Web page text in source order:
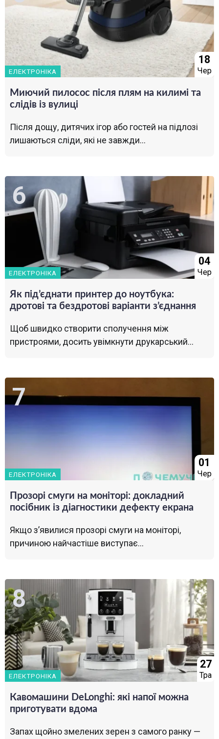
ЕЛЕКТРОНІКА
18
Чер
Миючий пилосос після плям на килимі та
слідів із вулиці
Після дощу, дитячих ігор або гостей на підлозі
лишаються сліди, які не завжди...
ЕЛЕКТРОНІКА
04
Чер
Як під’єднати принтер до ноутбука:
дротові та бездротові варіанти з’єднання
Щоб швидко створити сполучення між
пристроями, досить увімкнути друкарський...
ЕЛЕКТРОНІКА
01
Чер
Прозорі смуги на моніторі: докладний
посібник із діагностики дефекту екрана
Якщо з’явилися прозорі смуги на моніторі,
причиною найчастіше виступає...
ЕЛЕКТРОНІКА
27
Тра
Кавомашини DeLonghi: які напої можна
приготувати вдома
Запах щойно змелених зерен з самого ранку —